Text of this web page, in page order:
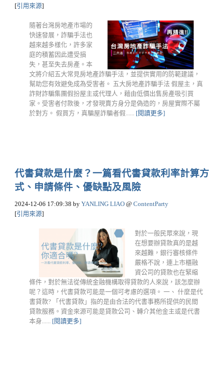
[引用來源]
隨著台灣房地產市場的
快速發展，詐騙手法也
越來越多樣化，許多家
庭的積蓄因此遭受損
失，甚至失去房產。本
文將介紹五大常見房地產詐騙手法，並提供實用的防範建議，
幫助您有效避免成為受害者。 五大房地產詐騙手法 假屋主，真
詐財詐騙集團假扮屋主或代理人，藉由低價出售房產吸引買
家。受害者付款後，才發現賣方身分是偽造的，房屋實際不屬
於對方。 假買方，真騙屋詐騙者假...... [閱讀更多]
代書貸款是什麼？一篇看代書貸款利率計算方
式、申請條件、優缺點及風險
2024-12-06 17:09:38 by YANLING LIAO @ ContentParty
[引用來源]
對於一般民眾來說，現
在想要辦貸款真的是越
來越難，銀行審核條件
嚴格不說，連上市櫃融
資公司的貸款也在緊縮
條件，對於無法從傳統金融機構取得貸款的人來說，該怎麼辦
呢？這時，代書貸款可能是一個可考慮的選項。 一、 什麼是代
書貸款? 「代書貸款」指的是由合法的代書事務所提供的民間
貸款服務。資金來源可能是貸款公司、轉介其他金主或是代書
本身...... [閱讀更多]